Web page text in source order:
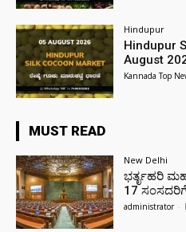
Hindupur
Hindupur
August
Kannada Top
MUST READ
New Delhi
ಭರ್ತೃಹರಿ
17
administrator -